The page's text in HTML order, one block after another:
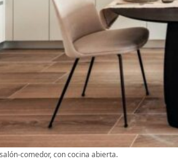
comedor, con cocina abierta.